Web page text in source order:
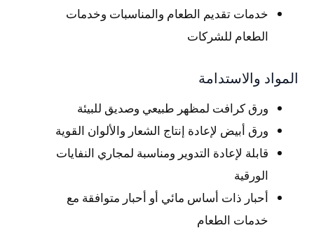
خدمات تقديم الطعام والمناسبات وخدمات
الطعام للشركات
المواد والاستدامة
ورق كرافت لمظهر طبيعي وصديق للبيئة
ورق أبيض لإعادة إنتاج الشعار والألوان القوية
قابلة لإعادة التدوير ومناسبة لمجاري النفايات
الورقية
أحبار ذات أساس مائي أو أحبار متوافقة مع
خدمات الطعام